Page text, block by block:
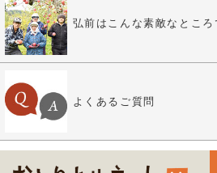
弘前はこんな素敵なところ
よくあるご質問